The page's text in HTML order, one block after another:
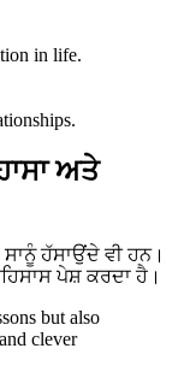
in life.
ਅਤੇ
ਹੱਸਾਉਂਦੇ ਵੀ ਹਨ।
ਪੇਸ਼ ਕਰਦਾ ਹੈ।
but also
clever